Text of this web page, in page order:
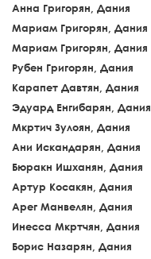
Анна Григорян, Дания
Мариам Григорян, Дания
Мариам Григорян, Дания
Рубен Григорян, Дания
Карапет Давтян, Дания
Эдуард Енгибарян, Дания
Мкртич Зулоян, Дания
Ани Искандарян, Дания
Бюракн Ишханян, Дания
Артур Косакян, Дания
Арег Манвелян, Дания
Инесса Мкртчян, Дания
Борис Назарян, Дания